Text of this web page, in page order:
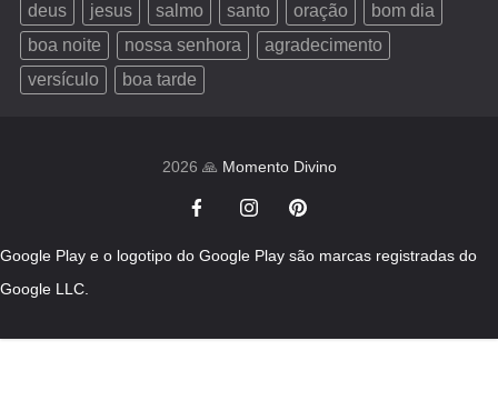
deus jesus salmo santo oração
bom dia
boa noite
nossa senhora
agradecimento
versículo
boa tarde
2026 🙏 Momento Divino
Google Play e o logotipo do Google Play são marcas registradas do
Google LLC.